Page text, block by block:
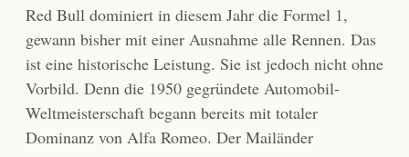
Red Bull dominiert in diesem Jahr die Formel 1,
gewann bisher mit einer Ausnahme alle Rennen. Das
ist eine historische Leistung. Sie ist jedoch nicht ohne
Vorbild. Denn die 1950 gegründete Automobil-
Weltmeisterschaft begann bereits mit totaler
Dominanz von Alfa Romeo. Der Mailänder